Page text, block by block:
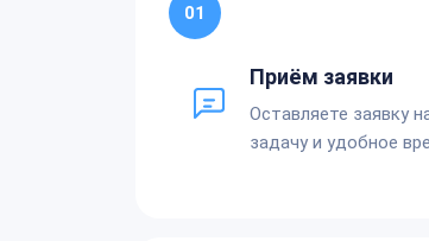
01
Приём заявки
Оставляете заявку
задачу и удобное